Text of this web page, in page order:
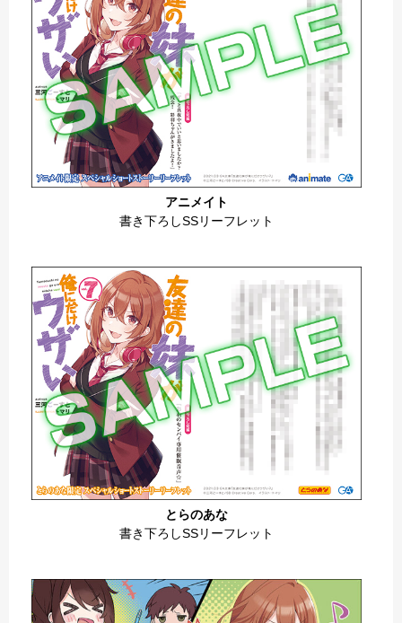
アニメイト
書き下ろしSSリーフレット
とらのあな
書き下ろしSSリーフレット